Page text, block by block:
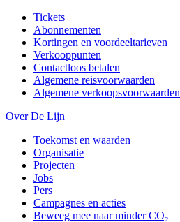
Tickets
Abonnementen
Kortingen en voordeeltarieven
Verkooppunten
Contactloos betalen
Algemene reisvoorwaarden
Algemene verkoopsvoorwaarden
Over De Lijn
Toekomst en waarden
Organisatie
Projecten
Jobs
Pers
Campagnes en acties
Beweeg mee naar minder CO₂